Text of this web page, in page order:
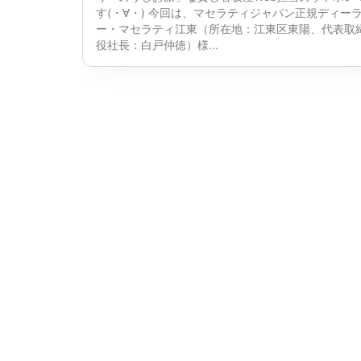
す(・∀・) 今回は、マセラティジャパン正規ディー
ー・マセラティ江東（所在地：江東区東陽、代表取
役社長：白戸仲徳）様...